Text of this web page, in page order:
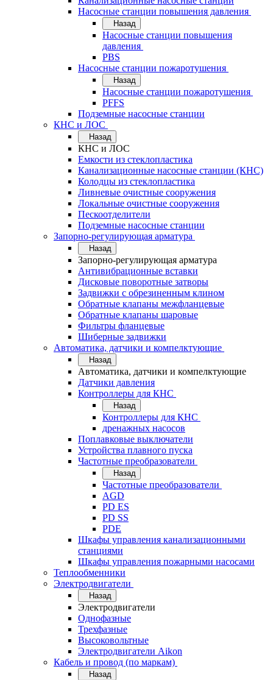
Насосные станции повышения давления
Назад
Насосные станции повышения
давления
PBS
Насосные станции пожаротушения
Назад
Насосные станции пожаротушения
PFFS
Подземные насосные станции
КНС и ЛОС
Назад
КНС и ЛОС
Емкости из стеклопластика
Канализационные насосные станции (КНС)
Колодцы из стеклопластика
Ливневые очистные сооружения
Локальные очистные сооружения
Пескоотделители
Подземные насосные станции
Запорно-регулирующая арматура
Назад
Запорно-регулирующая арматура
Антивибрационные вставки
Дисковые поворотные затворы
Задвижки с обрезиненным клином
Обратные клапаны межфланцевые
Обратные клапаны шаровые
Фильтры фланцевые
Шиберные задвижки
Автоматика, датчики и компелктующие
Назад
Автоматика, датчики и компелктующие
Датчики давления
Контроллеры для КНС
Назад
Контроллеры для КНС
дренажных насосов
Поплавковые выключатели
Устройства плавного пуска
Частотные преобразователи
Назад
Частотные преобразователи
AGD
PD ES
PD SS
PDE
Шкафы управления канализационными
станциями
Шкафы управления пожарными насосами
Теплообменники
Электродвигатели
Назад
Электродвигатели
Однофазные
Трехфазные
Высоковольтные
Электродвигатели Aikon
Кабель и провод (по маркам)
Назад